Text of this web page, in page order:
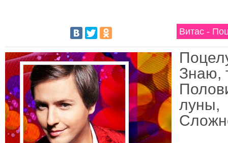
Витас -
Знаю,
луны,